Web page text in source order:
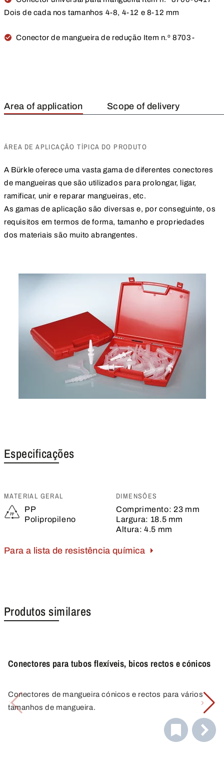
Dois de cada nos tamanhos 4-8, 4-12 e 8-12 mm
Conector de mangueira de redução Item n.º 8703-
Area of application Scope of delivery
ÁREA DE APLICAÇÃO TÍPICA DO PRODUTO
A Bürkle oferece uma vasta gama de diferentes conectores
de mangueiras que são utilizados para prolongar, ligar,
ramificar, unir e reparar mangueiras, etc.
As gamas de aplicação são diversas e, por conseguinte, os
requisitos em termos de forma, tamanho e propriedades
dos materiais são muito abrangentes.
Especificações
MATERIAL GERAL
PP
Polipropileno
DIMENSÕES
Comprimento: 23 mm
Largura: 18.5 mm
Altura: 4.5 mm
Para a lista de resistência química
Produtos similares
Conectores para tubos flexíveis, bicos rectos e cónicos
Conectores de mangueira cónicos e rectos para vários
tamanhos de mangueira.